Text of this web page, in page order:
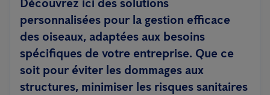
Découvrez ici des solutions
personnalisées pour la gestion efficace
des oiseaux, adaptées aux besoins
spécifiques de votre entreprise. Que ce
soit pour éviter les dommages aux
structures, minimiser les risques sanitaires